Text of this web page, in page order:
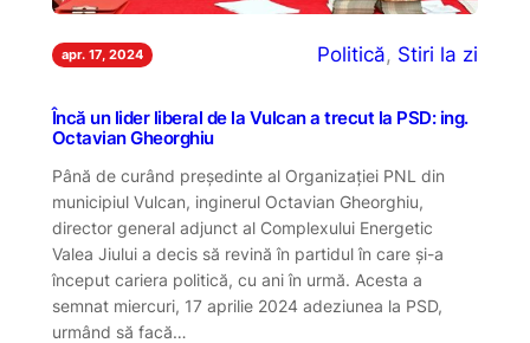
apr. 17, 2024 Politică, Stiri la zi
Încă un lider liberal de la Vulcan a trecut la PSD: ing.
Octavian Gheorghiu
Până de curând președinte al Organizației PNL din
municipiul Vulcan, inginerul Octavian Gheorghiu,
director general adjunct al Complexului Energetic
Valea Jiului a decis să revină în partidul în care și-a
început cariera politică, cu ani în urmă. Acesta a
semnat miercuri, 17 aprilie 2024 adeziunea la PSD,
urmând să facă…